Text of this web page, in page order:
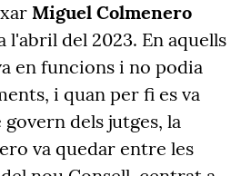
Miguel Colmenero
l'abril del 2023. En aquells
en funcions i no podia
i quan per fi es va
dels jutges, la
va quedar entre les